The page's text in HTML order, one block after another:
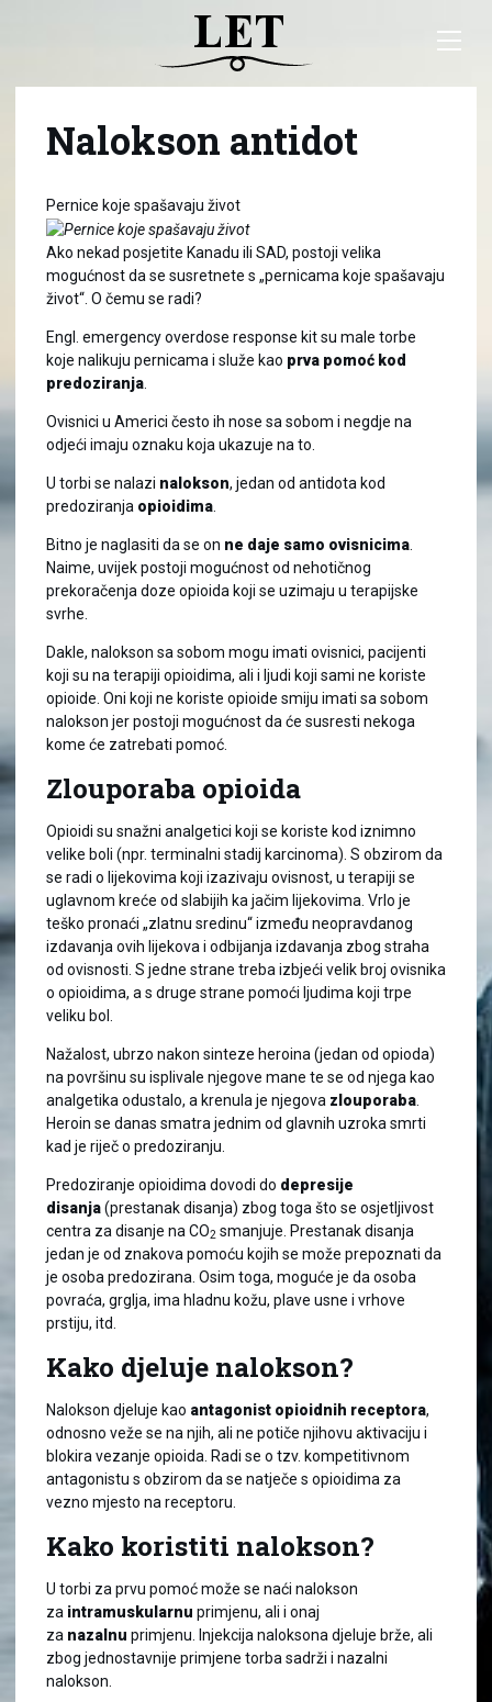
Nalokson antidot
Pernice koje spašavaju život
Ako nekad posjetite Kanadu ili SAD, postoji velika
mogućnost da se susretnete s „pernicama koje spašavaju
život“. O čemu se radi?
Engl. emergency overdose response kit su male torbe
koje nalikuju pernicama i služe kao prva pomoć kod
predoziranja
Ovisnici u Americi često ih nose sa sobom i negdje na
odjeći imaju oznaku koja ukazuje na to.
U torbi se nalazi nalokson, jedan od antidota kod
predoziranja opioidima
Bitno je naglasiti da se on ne daje samo ovisnicima
Naime, uvijek postoji mogućnost od nehotičnog
prekoračenja doze opioida koji se uzimaju u terapijske
svrhe.
Dakle, nalokson sa sobom mogu imati ovisnici, pacijenti
koji su na terapiji opioidima, ali i ljudi koji sami ne koriste
opioide. Oni koji ne koriste opioide smiju imati sa sobom
nalokson jer postoji mogućnost da će susresti nekoga
kome će zatrebati pomoć.
Zlouporaba opioida
Opioidi su snažni analgetici koji se koriste kod iznimno
velike boli (npr. terminalni stadij karcinoma). S obzirom da
se radi o lijekovima koji izazivaju ovisnost, u terapiji se
uglavnom kreće od slabijih ka jačim lijekovima. Vrlo je
teško pronaći „zlatnu sredinu“ između neopravdanog
izdavanja ovih lijekova i odbijanja izdavanja zbog straha
od ovisnosti. S jedne strane treba izbjeći velik broj ovisnika
o opioidima, a s druge strane pomoći ljudima koji trpe
veliku bol.
Nažalost, ubrzo nakon sinteze heroina (jedan od opioda)
na površinu su isplivale njegove mane te se od njega kao
analgetika odustalo, a krenula je njegova zlouporaba
Heroin se danas smatra jednim od glavnih uzroka smrti
kad je riječ o predoziranju.
Predoziranje opioidima dovodi do depresije
disanja(prestanak disanja) zbog toga što se osjetljivost
centra za disanje na CO2 smanjuje. Prestanak disanja
jedan je od znakova pomoću kojih se može prepoznati da
je osoba predozirana. Osim toga, moguće je da osoba
povraća, grglja, ima hladnu kožu, plave usne i vrhove
prstiju, itd.
Kako djeluje nalokson?
Nalokson djeluje kao antagonist opioidnih receptora,
odnosno veže se na njih, ali ne potiče njihovu aktivaciju i
blokira vezanje opioida. Radi se o tzv. kompetitivnom
antagonistu s obzirom da se natječe s opioidima za
vezno mjesto na receptoru.
Kako koristiti nalokson?
U torbi za prvu pomoć može se naći nalokson
za intramuskularnu primjenu, ali i onaj
za nazalnu primjenu. Injekcija naloksona djeluje brže, ali
zbog jednostavnije primjene torba sadrži i nazalni
nalokson.